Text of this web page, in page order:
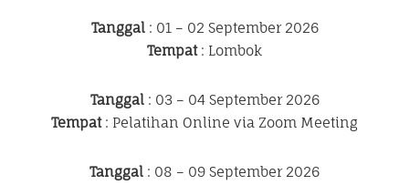
Tanggal: 01 – 02 September 2026
Tempat: Lombok
Tanggal: 03 – 04 September 2026
Tempat: Pelatihan Online via Zoom Meeting
Tanggal : 08 – 09 September 2026